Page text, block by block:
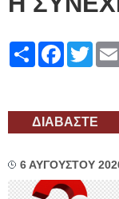
ShareFacebook
ΔΙΑΒΑΣΤΕ
6 ΑΥΓΟΥΣΤΟΥ